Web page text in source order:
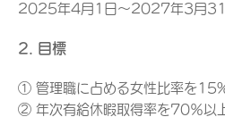
2025年4月1日～2027年3月31
2. 目標
① 管理職に占める女性比率を
② 年次有給休暇取得率を70％以